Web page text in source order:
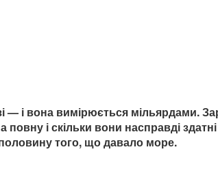
— і вона вимірюється мільярдами.
і скільки вони насправді здатні
того, що давало море.